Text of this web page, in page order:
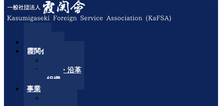
霞関会とは
理念・沿革
組織
事業